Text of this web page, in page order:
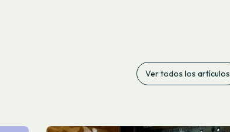
Ver todos los artículos